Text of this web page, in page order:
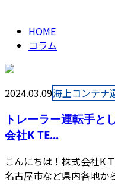
HOME
コラム
2024.03.09海上コンテナ
トレーラー運転手と
会社K TE...
こんにちは！株式会社K
名古屋市など県内各地か